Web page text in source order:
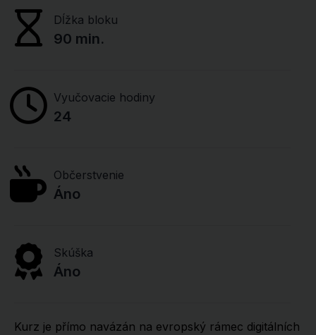
Dĺžka bloku
90 min.
Vyučovacie hodiny
24
Občerstvenie
Áno
Skúška
Áno
Kurz je přímo navázán na evropský rámec digitálních